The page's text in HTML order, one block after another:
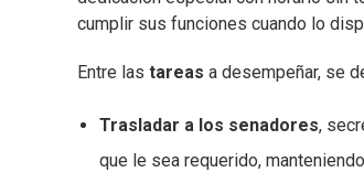
cumplir sus funciones cuando lo
Entre las tareas a desempeñar, se
Trasladar a los senadores,
que le sea requerido,